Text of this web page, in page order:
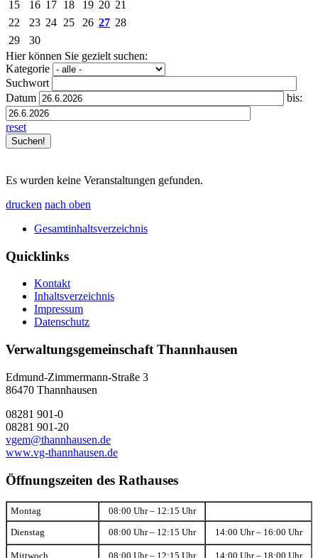
15
16 17 18 19 20 21
22
23 24 25 26 27 28
29
30
Hier können Sie gezielt suchen:
Kategorie
Suchwort
Datum
bis:
reset
Es wurden keine Veranstaltungen gefunden.
drucken nach oben
Gesamtinhaltsverzeichnis
Quicklinks
Kontakt
Inhaltsverzeichnis
Impressum
Datenschutz
Verwaltungsgemeinschaft Thannhausen
Edmund-Zimmermann-Straße 3
86470 Thannhausen
08281 901-0
08281 901-20
vgem@thannhausen.de
www.vg-thannhausen.de
Öffnungszeiten des Rathauses
Montag 08:00 Uhr – 12:15 Uhr
Dienstag 08:00 Uhr – 12:15 Uhr 14:00 Uhr – 16:00 Uhr